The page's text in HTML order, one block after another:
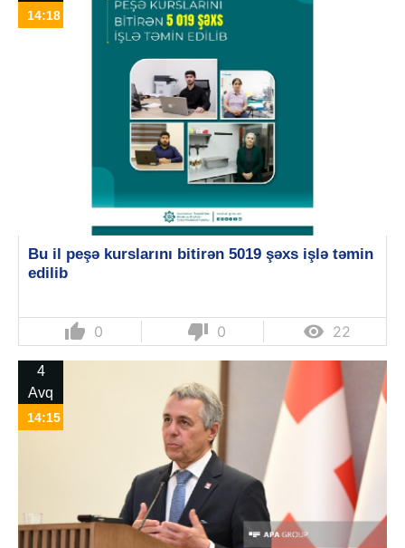
14:18
Bu il peşə kurslarını bitirən 5019 şəxs işlə təmin
edilib
thumb_up 0 thumb_down 0  22
4
Avq
14:15